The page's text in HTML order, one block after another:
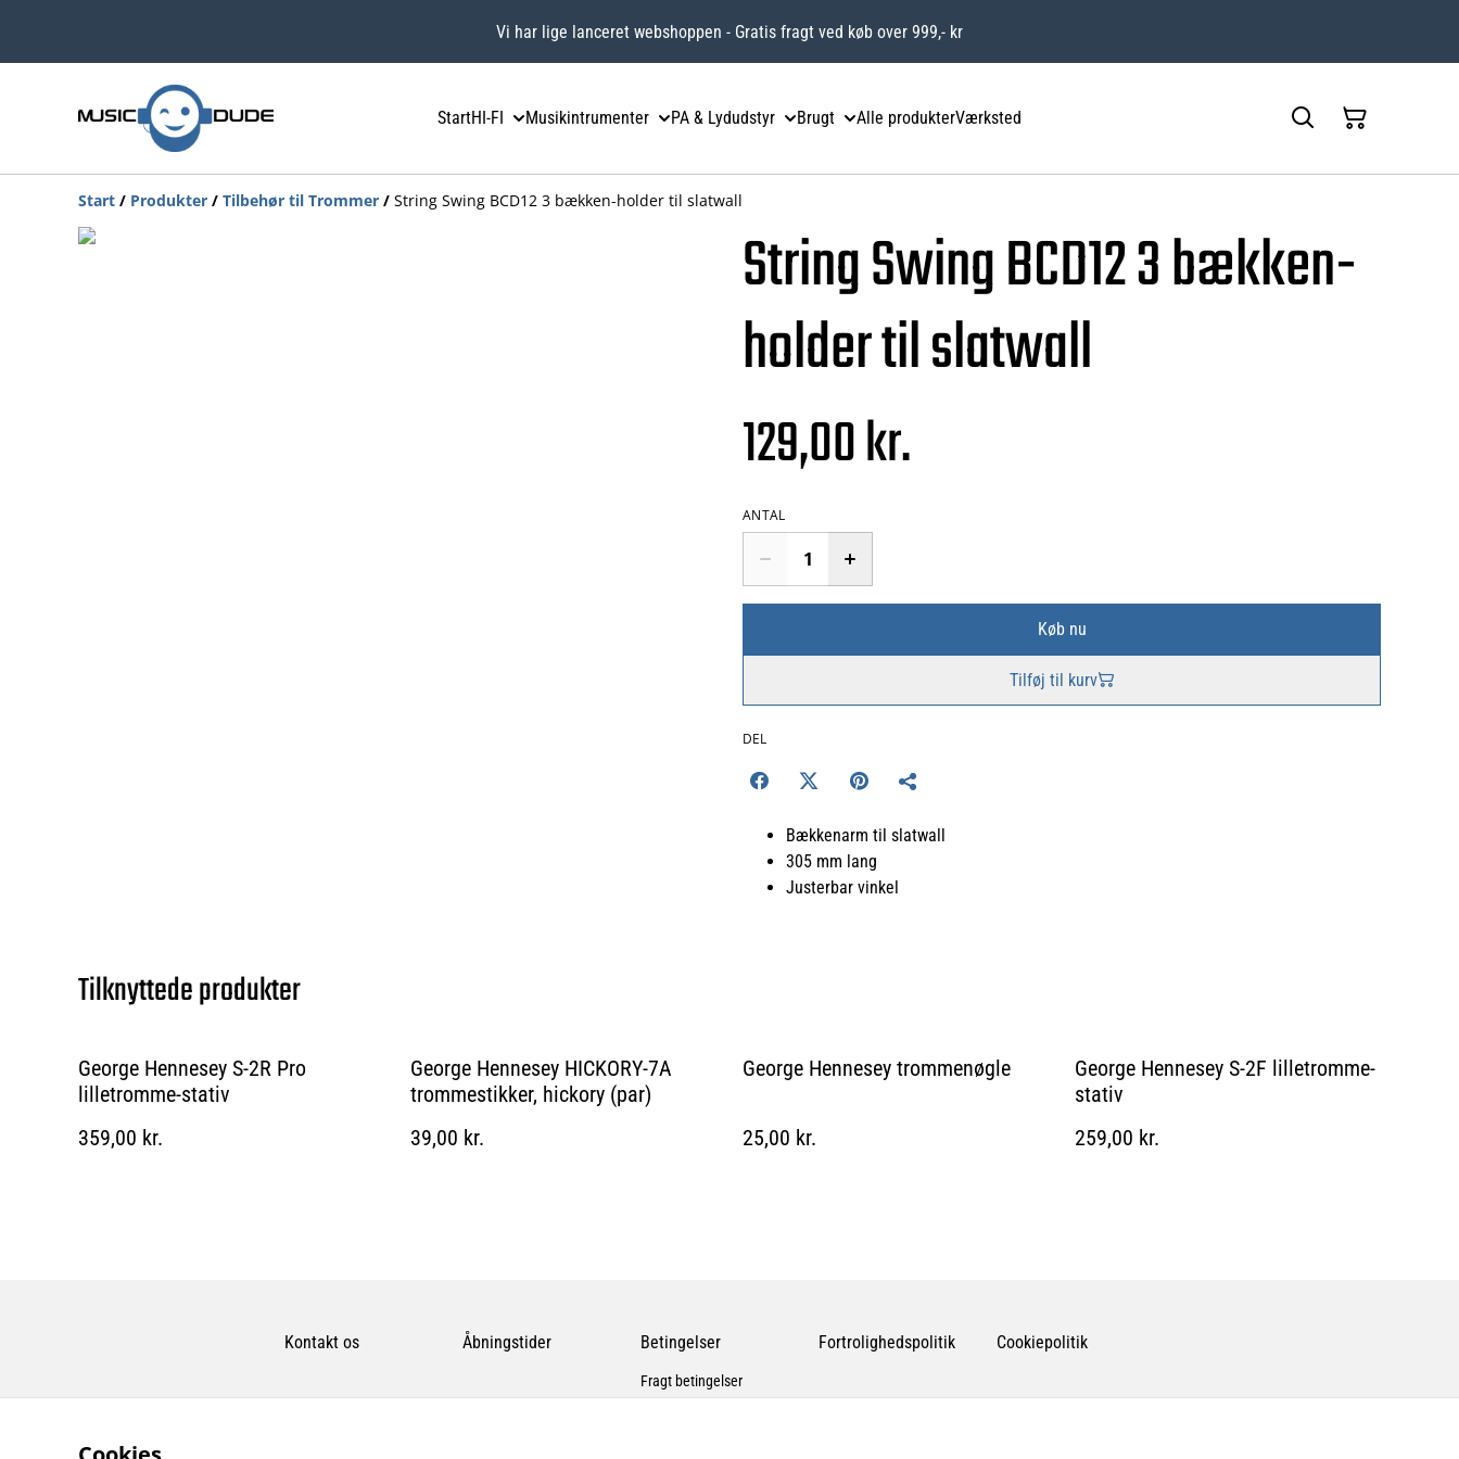
Vi har lige lanceret webshoppen - Gratis fragt ved køb over 999,- kr
StartHI-FI Musikintrumenter PA & Lydudstyr Brugt Alle produkterVærksted
Start / Produkter / Tilbehør til Trommer / String Swing BCD12 3 bækken-holder til slatwall
String Swing BCD12 3 bækken-
holder til slatwall
129,00 kr.
ANTAL
Køb nu
Tilføj til kurv
DEL
Bækkenarm til slatwall
305 mm lang
Justerbar vinkel
Tilknyttede produkter
George Hennesey S-2R Pro
lilletromme-stativ
359,00 kr.
George Hennesey HICKORY-7A
trommestikker, hickory (par)
39,00 kr.
George Hennesey trommenøgle
25,00 kr.
George Hennesey S-2F lilletromme-
stativ
259,00 kr.
Kontakt os Åbningstider Betingelser
Fragt betingelser
Fortrolighedspolitik Cookiepolitik